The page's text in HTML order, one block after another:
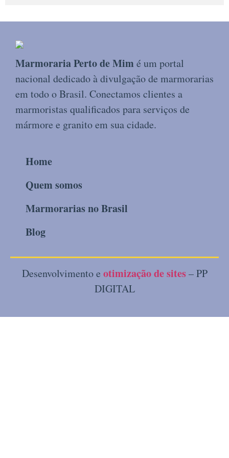
Marmoraria Perto de Mim é um portal
nacional dedicado à divulgação de marmorarias
em todo o Brasil. Conectamos clientes a
marmoristas qualificados para serviços de
mármore e granito em sua cidade.
Home
Quem somos
Marmorarias no Brasil
Blog
Desenvolvimento e otimização de sites – PP
DIGITAL